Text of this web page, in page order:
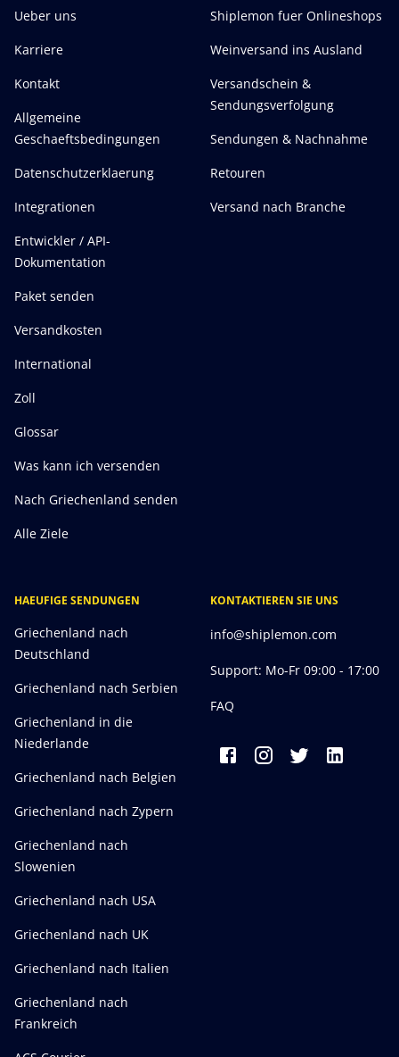
Ueber uns
Karriere
Kontakt
Allgemeine
Geschaeftsbedingungen
Datenschutzerklaerung
Integrationen
Entwickler / API-
Dokumentation
Paket senden
Versandkosten
International
Zoll
Glossar
Was kann ich versenden
Nach Griechenland senden
Alle Ziele
Shiplemon fuer Onlineshops
Weinversand ins Ausland
Versandschein &
Sendungsverfolgung
Sendungen & Nachnahme
Retouren
Versand nach Branche
HAEUFIGE SENDUNGEN
Griechenland nach
Deutschland
Griechenland nach Serbien
Griechenland in die
Niederlande
Griechenland nach Belgien
Griechenland nach Zypern
Griechenland nach
Slowenien
Griechenland nach USA
Griechenland nach UK
Griechenland nach Italien
Griechenland nach
Frankreich
KONTAKTIEREN SIE UNS
info@shiplemon.com
Support: Mo-Fr 09:00 - 17:00
FAQ